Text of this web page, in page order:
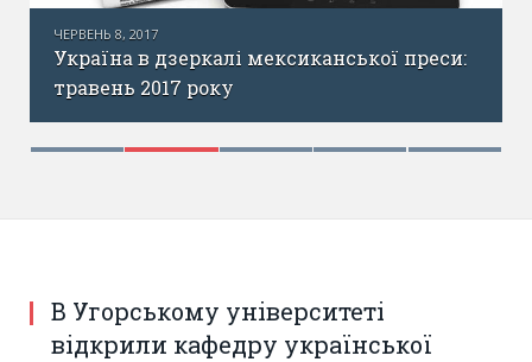
ЧЕРВЕНЬ 8, 2017
Україна в дзеркалі мексиканської преси:
травень 2017 року
В Угорському університеті
відкрили кафедру української